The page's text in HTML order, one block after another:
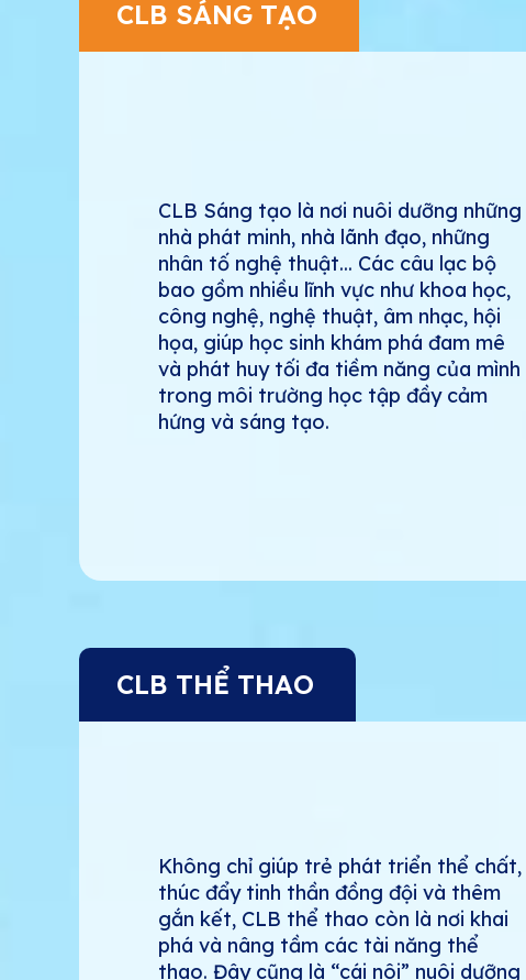
CLB SÁNG TẠO
CLB Sáng tạo là nơi nuôi dưỡng những
nhà phát minh, nhà lãnh đạo, những
nhân tố nghệ thuật... Các câu lạc bộ
bao gồm nhiều lĩnh vực như khoa học,
công nghệ, nghệ thuật, âm nhạc, hội
họa, giúp học sinh khám phá đam mê
và phát huy tối đa tiềm năng của mình
trong môi trường học tập đầy cảm
hứng và sáng tạo.
CLB THỂ THAO
Không chỉ giúp trẻ phát triển thể chất,
thúc đẩy tinh thần đồng đội và thêm
gắn kết, CLB thể thao còn là nơi khai
phá và nâng tầm các tài năng thể
thao. Đây cũng là “cái nôi” nuôi dưỡng